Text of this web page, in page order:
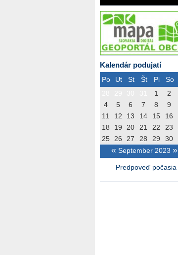
Kalendár podujatí
Po Ut St Št Pi So
« September 2023 »
1 2
4
5 6 7 8 9
11
12 13 14 15 16
18
19 20 21 22 23
25
26 27 28 29 30
Predpoveď počasia